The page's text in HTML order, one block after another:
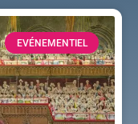
EVÉNEMENTIEL